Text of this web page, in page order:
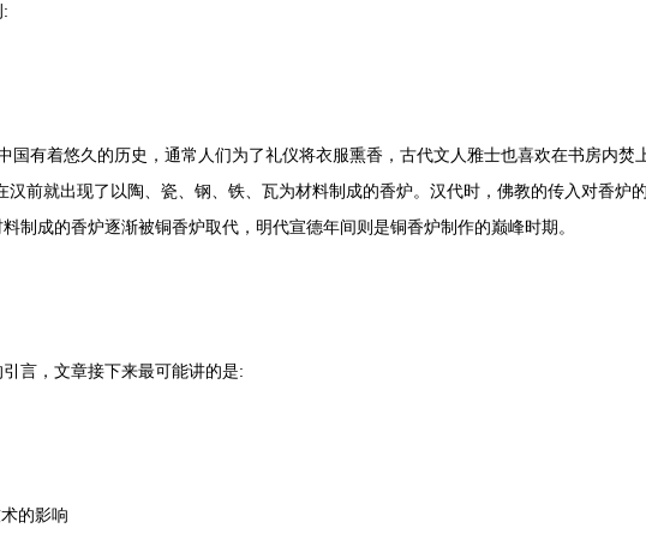
有着悠久的历史，通常人们为了礼仪将衣服熏香，古代文人雅士也喜欢在书房内焚
汉前就出现了以陶、瓷、钢、铁、瓦为材料制成的香炉。汉代时，佛教的传入对香炉
制成的香炉逐渐被铜香炉取代，明代宣德年间则是铜香炉制作的巅峰时期。
，文章接下来最可能讲的是:
的影响